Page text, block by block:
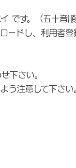
です。（五十音
ドし、利用者登
下さい。
注意して下さい